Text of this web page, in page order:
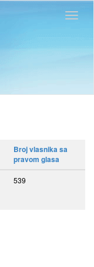
Broj vlasnika sa
pravom glasa
539